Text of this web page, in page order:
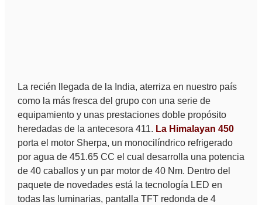
La recién llegada de la India, aterriza en nuestro país
como la más fresca del grupo con una serie de
equipamiento y unas prestaciones doble propósito
heredadas de la antecesora 411. La Himalayan 450
porta el motor Sherpa, un monocilíndrico refrigerado
por agua de 451.65 CC el cual desarrolla una potencia
de 40 caballos y un par motor de 40 Nm. Dentro del
paquete de novedades está la tecnología LED en
todas las luminarias, pantalla TFT redonda de 4